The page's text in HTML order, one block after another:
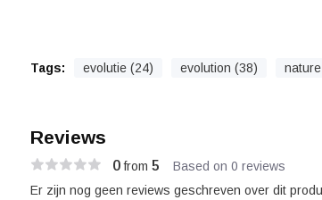
Tags: evolutie (24) evolution (38)
Reviews
0from 5 Based on 0 reviews
Er zijn nog geen reviews geschreven over dit